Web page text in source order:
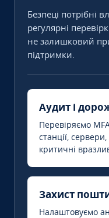
Безпеці потрібні
регулярні
не залишковий
підтримки.
Аудит і
Перевіряємо
станції,
критичні
Захист
Налаштовуємо